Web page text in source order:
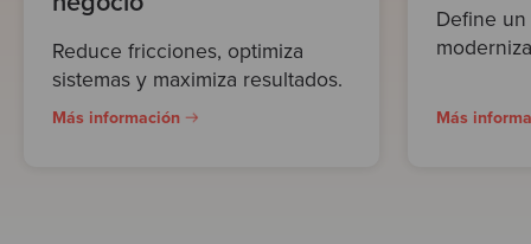
Reduce fricciones, optimiza
sistemas y maximiza resultados.
Más información
Define
Más